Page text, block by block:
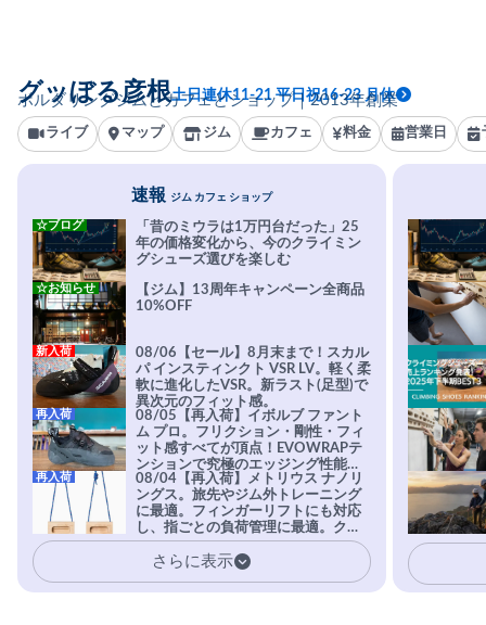
ボルダリングジムとカフェとショップ｜2013年創業
グッぼる彦根土日連休11-21 平日祝16-23 月休
ライブ マップ ジム カフェ 料金 営業日
速報 ジム カフェ ショップ
「昔のミウラは1万円台だった」25
年の価格変化から、今のクライミン
グシューズ選びを楽しむ
☆ブログ
【ジム】13周年キャンペーン全商品
10%OFF
☆お知らせ
08/06【セール】8月末まで！スカル
パ インスティンクト VSR LV。軽く柔
軟に進化したVSR。新ラスト(足型)で
異次元のフィット感。
新入荷
08/05【再入荷】イボルブ ファント
ム プロ。フリクション・剛性・フィ
ット感すべてが頂点！EVOWRAPテ
ンションで究極のエッジング性能を
実現。進化系ラバーEvo-74はTRAX
を凌駕する粘着力で極小ホールドに
安心感。
再入荷
08/04【再入荷】メトリウス ナノリ
ングス。旅先やジム外トレーニング
に最適。フィンガーリフトにも対応
し、指ごとの負荷管理に最適。クラ
イマーの指を本気で鍛えるギア。
再入荷
さらに表示